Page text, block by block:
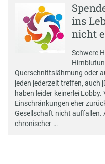
ins
nicht
Schwere
Querschnittslähmung oder
jeden jederzeit treffen, auch
haben leider keinerlei
Einschränkungen eher
Gesellschaft nicht auffallen.
chronischer …